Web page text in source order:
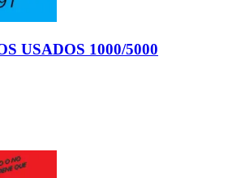
USADOS 1000/5000